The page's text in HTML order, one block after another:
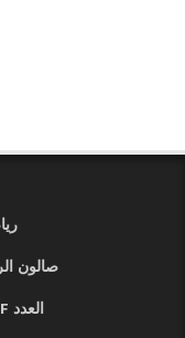
صالون
العدد PDF